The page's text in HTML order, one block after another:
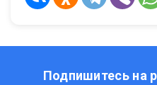
Подпишитесь на